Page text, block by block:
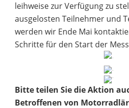
leihweise zur Verfügung zu
ausgelosten Teilnehmer und
werden wir Ende Mai
Schritte für den Start der
Bitte teilen Sie die Aktion
Betroffenen von